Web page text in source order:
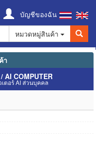
บัญชีของฉัน
หมวดหมู่สินค้า
า
AI COMPUTER
ตอร์ AI ส่วนบุคคล